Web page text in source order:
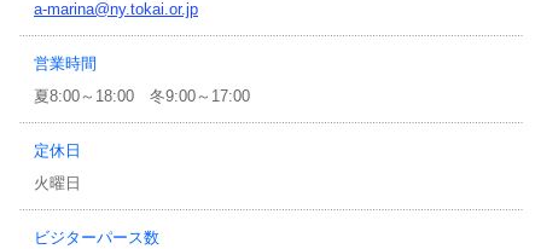
a-marina@ny.tokai.or.jp
営業時間
夏8:00～18:00 冬9:00～17:00
定休日
火曜日
ビジターパース数